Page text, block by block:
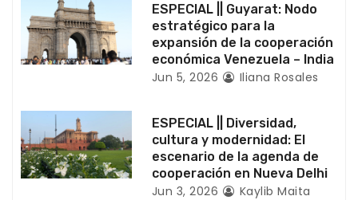
r
a
a
s
ESPECIAL || Guyarat: Nodo
estratégico para la
expansión de la cooperación
económica Venezuela – India
Jun 5, 2026 Iliana Rosales
ESPECIAL || Diversidad,
cultura y modernidad: El
escenario de la agenda de
cooperación en Nueva Delhi
Jun 3, 2026 Kaylib Maita